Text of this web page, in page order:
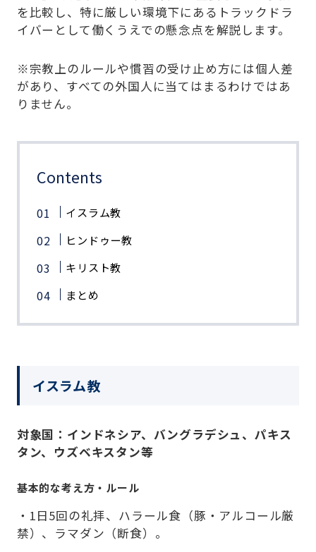
を比較し、特に厳しい環境下にあるトラックドラ
イバーとして働くうえでの懸念点を解説します。
※宗教上のルールや慣習の受け止め方には個人差
があり、すべての外国人に当てはまるわけではあ
りません。
Contents
イスラム教
ヒンドゥー教
キリスト教
まとめ
イスラム教
対象国：インドネシア、バングラデシュ、パキス
タン、ウズベキスタン等
基本的な考え方・ルール
・1日5回の礼拝、ハラール食（豚・アルコール厳
禁）、ラマダン（断食）。